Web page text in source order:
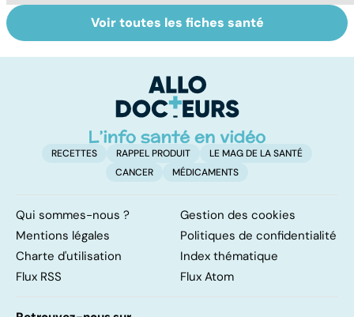
Laboratoires,
bienfaiteurs ou
Tout savoir sur
les infections
Voir toutes les fiches santé
RECETTES RAPPEL PRODUIT
LE MAG DE LA SANTÉ
CANCER
MÉDICAMENTS
Qui sommes-nous ?
Gestion des cookies
Mentions légales
Politiques de confidentialité
Charte d'utilisation
Index thématique
Flux RSS
Flux Atom